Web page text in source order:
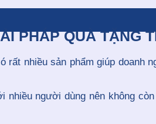
PHÁP QUÀ TẶNG
rất nhiều sản phẩm giúp
nhiều người dùng nên không